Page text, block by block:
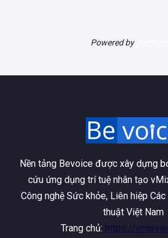
Powered by
Nền tảng Bevoice được xây dựng
cứu ứng dụng trí tuệ nhân tạo
Công nghệ Sức khỏe, Liên hiệp
thuật Việt Nam
Trang chủ: